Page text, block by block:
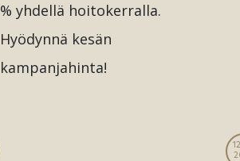
% yhdellä hoitokerralla.
Hyödynnä kesän
kampanjahinta!